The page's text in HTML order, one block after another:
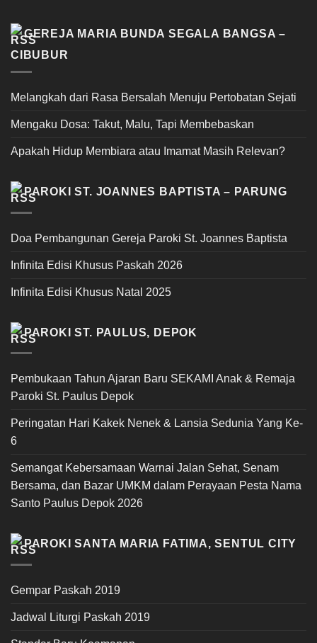
GEREJA MARIA BUNDA SEGALA BANGSA –
CIBUBUR
Melangkah dari Rasa Bersalah Menuju Pertobatan Sejati
Mengaku Dosa: Takut, Malu, Tapi Membebaskan
Apakah Hidup Membiara atau Imamat Masih Relevan?
PAROKI ST. JOANNES BAPTISTA – PARUNG
Doa Pembangunan Gereja Paroki St. Joannes Baptista
Infinita Edisi Khusus Paskah 2026
Infinita Edisi Khusus Natal 2025
PAROKI ST. PAULUS, DEPOK
Pembukaan Tahun Ajaran Baru SEKAMI Anak & Remaja
Paroki St. Paulus Depok
Peringatan Hari Kakek Nenek & Lansia Sedunia Yang Ke-
6
Semangat Kebersamaan Warnai Jalan Sehat, Senam
Bersama, dan Bazar UMKM dalam Perayaan Pesta Nama
Santo Paulus Depok 2026
PAROKI SANTA MARIA FATIMA, SENTUL CITY
Gempar Paskah 2019
Jadwal Liturgi Paskah 2019